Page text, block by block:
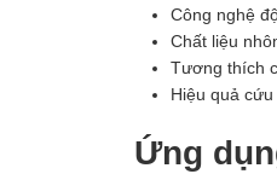
Công nghệ
Chất liệu
Tương thích
Hiệu quả
Ứng